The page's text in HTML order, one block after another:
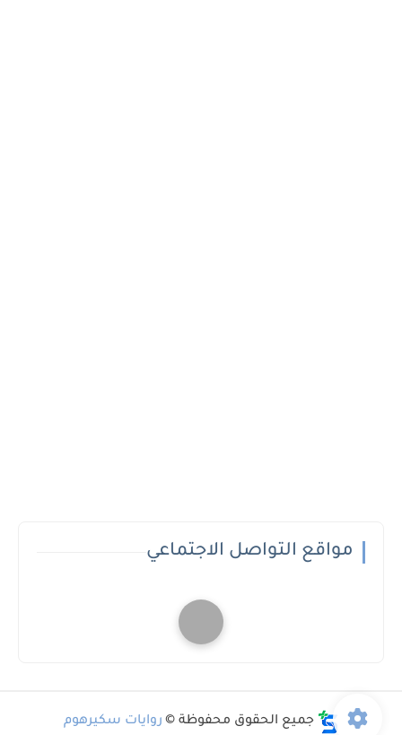
مواقع التواصل الاجتماعي
جميع الحقوق محفوظة © روايات سكيرهوم